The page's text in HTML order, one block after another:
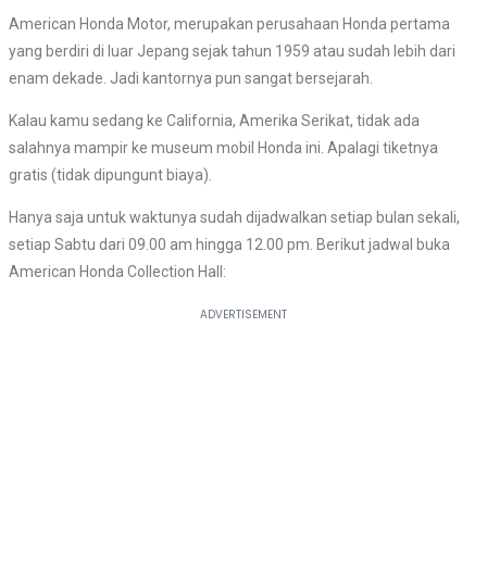
American Honda Motor, merupakan perusahaan Honda pertama
yang berdiri di luar Jepang sejak tahun 1959 atau sudah lebih dari
enam dekade. Jadi kantornya pun sangat bersejarah.
Kalau kamu sedang ke California, Amerika Serikat, tidak ada
salahnya mampir ke museum mobil Honda ini. Apalagi tiketnya
gratis (tidak dipungunt biaya).
Hanya saja untuk waktunya sudah dijadwalkan setiap bulan sekali,
setiap Sabtu dari 09.00 am hingga 12.00 pm. Berikut jadwal buka
American Honda Collection Hall: